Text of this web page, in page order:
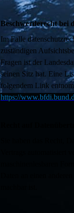
Beschwerderecht bei
Im Falle
zuständigen
Fragen ist der
seinen Sitz hat. Eine
folgendem Link
https://